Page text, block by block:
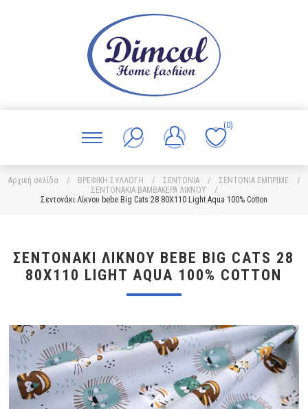
(0)
Αρχική σελίδα / ΒΡΕΦΙΚΗ ΣΥΛΛΟΓΗ / ΣΕΝΤΟΝΙΑ / ΣΕΝΤΟΝΙΑ ΕΜΠΡΙΜΕ
/
ΣΕΝΤΟΝΑΚΙΑ ΒΑΜΒΑΚΕΡΑ ΛΙΚΝΟΥ
/
Σεντονάκι Λίκνου bebe Big Cats 28 80X110 Light Aqua 100% Cotton
ΣΕΝΤΟΝΆΚΙ ΛΊΚΝΟΥ BEBE BIG CATS 28
80X110 LIGHT AQUA 100% COTTON